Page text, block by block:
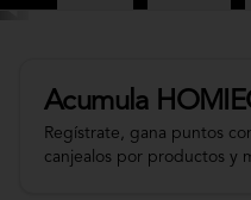
Acumula
Regístrate, gana puntos
canjealos por productos y